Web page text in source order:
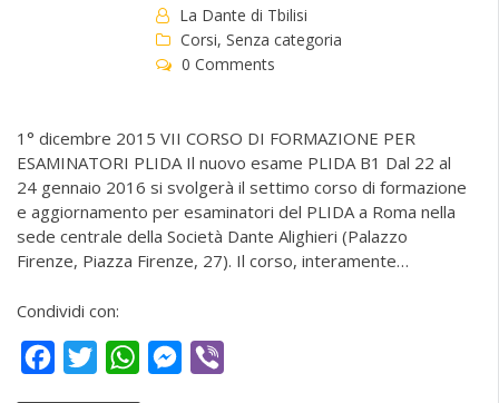
La Dante di Tbilisi
Corsi, Senza categoria
0 Comments
1° dicembre 2015 VII CORSO DI FORMAZIONE PER
ESAMINATORI PLIDA Il nuovo esame PLIDA B1 Dal 22 al
24 gennaio 2016 si svolgerà il settimo corso di formazione
e aggiornamento per esaminatori del PLIDA a Roma nella
sede centrale della Società Dante Alighieri (Palazzo
Firenze, Piazza Firenze, 27). Il corso, interamente…
Condividi con:
FacebookTwitterWhatsAppMessenger